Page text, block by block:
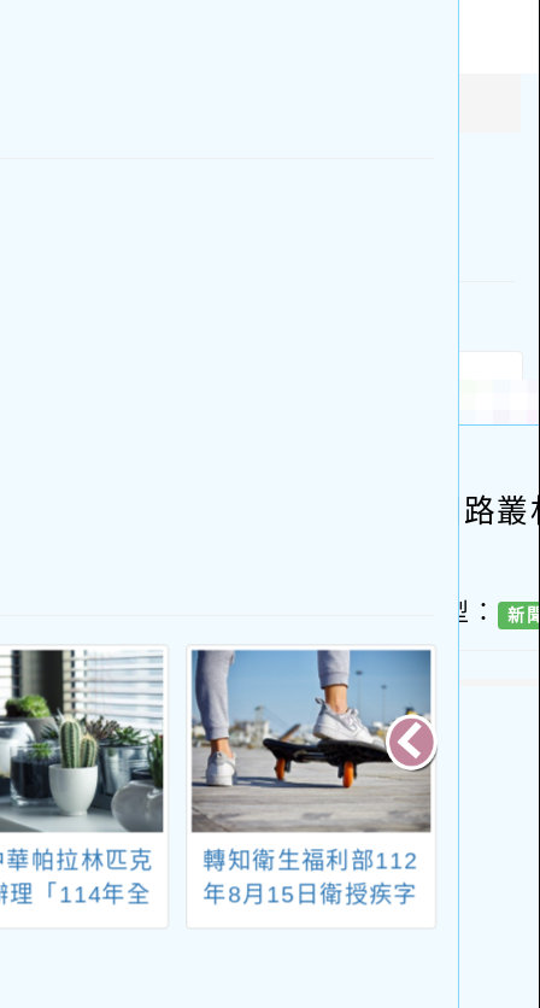
華帕拉林匹克
理「114年全
轉知衛生福利部112
年8月15日衛授疾字